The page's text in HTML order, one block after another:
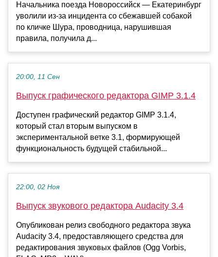
Начальника поезда Новороссийск — Екатеринбург
уволили из-за инцидента со сбежавшей собакой
по кличке Шура, проводница, нарушившая
правила, получила д...
20:00, 11 Сен
Выпуск графического редактора GIMP 3.1.4
Доступен графический редактор GIMP 3.1.4,
который стал вторым выпуском в
экспериментальной ветке 3.1, формирующей
функциональность будущей стабильной...
22:00, 02 Ноя
Выпуск звукового редактора Audacity 3.4
Опубликован релиз свободного редактора звука
Audacity 3.4, предоставляющего средства для
редактирования звуковых файлов (Ogg Vorbis,